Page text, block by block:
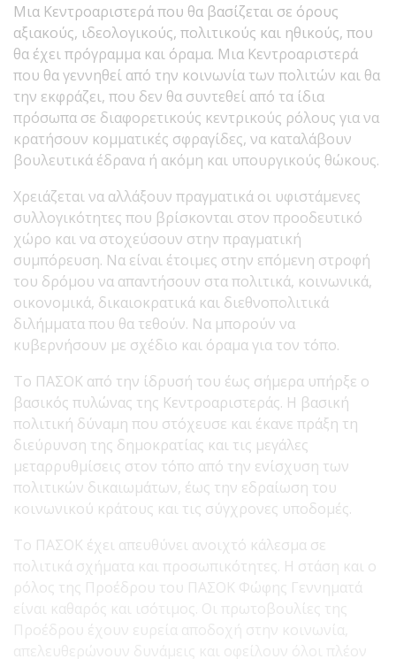
Μια Κεντροαριστερά που θα βασίζεται σε όρους
αξιακούς, ιδεολογικούς, πολιτικούς και ηθικούς, που
θα έχει πρόγραμμα και όραμα. Μια Κεντροαριστερά
που θα γεννηθεί από την κοινωνία των πολιτών και θα
την εκφράζει, που δεν θα συντεθεί από τα ίδια
πρόσωπα σε διαφορετικούς κεντρικούς ρόλους για να
κρατήσουν κομματικές σφραγίδες, να καταλάβουν
βουλευτικά έδρανα ή ακόμη και υπουργικούς θώκους.
Χρειάζεται να αλλάξουν πραγματικά οι υφιστάμενες
συλλογικότητες που βρίσκονται στον προοδευτικό
χώρο και να στοχεύσουν στην πραγματική
συμπόρευση. Να είναι έτοιμες στην επόμενη στροφή
του δρόμου να απαντήσουν στα πολιτικά, κοινωνικά,
οικονομικά, δικαιοκρατικά και διεθνοπολιτικά
διλήμματα που θα τεθούν. Να μπορούν να
κυβερνήσουν με σχέδιο και όραμα για τον τόπο.
Το ΠΑΣΟΚ από την ίδρυσή του έως σήμερα υπήρξε ο
βασικός πυλώνας της Κεντροαριστεράς. Η βασική
πολιτική δύναμη που στόχευσε και έκανε πράξη τη
διεύρυνση της δημοκρατίας και τις μεγάλες
μεταρρυθμίσεις στον τόπο από την ενίσχυση των
πολιτικών δικαιωμάτων, έως την εδραίωση του
κοινωνικού κράτους και τις σύγχρονες υποδομές.
Το ΠΑΣΟΚ έχει απευθύνει ανοιχτό κάλεσμα σε
πολιτικά σχήματα και προσωπικότητες. Η στάση και ο
ρόλος της Προέδρου του ΠΑΣΟΚ Φώφης Γεννηματά
είναι καθαρός και ισότιμος. Οι πρωτοβουλίες της
Προέδρου έχουν ευρεία αποδοχή στην κοινωνία,